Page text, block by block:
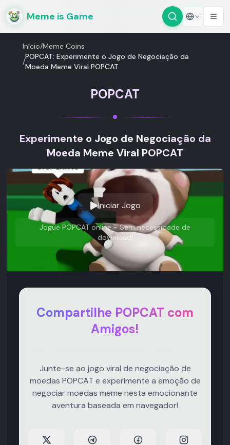
Meme is Game
Início/Meme Coins
/
POPCAT: Experimente o Jogo de Negociação da
Moeda Meme Viral POPCAT
POPCAT
Experimente o Jogo de Negociação da
Moeda Meme Viral POPCAT
Iniciar Jogo
Jogue POPCAT online - Sem necessidade de
download!
Compartilhe POPCAT com
Amigos!
Junte-se ao jogo viral de negociação de
moedas POPCAT e experimente a emoção de
negociar moedas meme nesta emocionante
aventura baseada em navegador!